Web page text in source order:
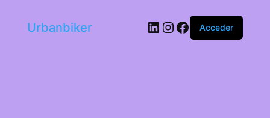
Urbanbiker LinkedIn
Instagram
Facebook
Acceder